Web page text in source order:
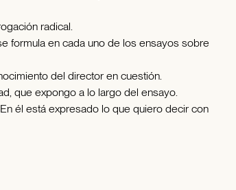
radical.
formula en cada uno de los ensayos sobre
del director en cuestión.
que expongo a lo largo del ensayo.
él está expresado lo que quiero decir con